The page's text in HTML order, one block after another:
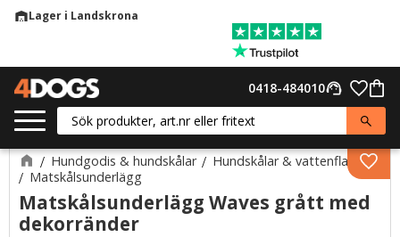
warehouseLager i Landskrona
support_agent
0418-484010
Hundgodis & hundskålar
Hundskålar & vattenflaskor
Matskålsunderlägg
Matskålsunderlägg Waves grått med
dekorränder